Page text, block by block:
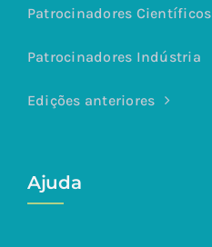
Patrocinadores Científicos
Patrocinadores Indústria
Edições anteriores
Ajuda